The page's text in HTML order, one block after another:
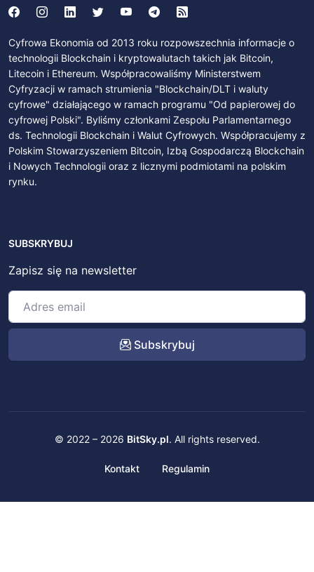
Cyfrowa Ekonomia od 2013 roku rozpowszechnia informacje o
technologii Blockchain i kryptowalutach takich jak Bitcoin,
Litecoin i Ethereum. Współpracowaliśmy Ministerstwem
Cyfryzacji w ramach strumienia "Blockchain/DLT i waluty
cyfrowe" działającego w ramach programu "Od papierowej do
cyfrowej Polski". Byliśmy członkami Zespołu Parlamentarnego
ds. Technologii Blockchain i Walut Cyfrowych. Współpracujemy z
Polskim Stowarzyszeniem Bitcoin, Izbą Gospodarczą Blockchain
i Nowych Technologii oraz z licznymi podmiotami na polskim
rynku.
SUBSKRYBUJ
Zapisz się na newsletter
Subskrybuj
© 2022 – 2026 BitSky.pl. All rights reserved.
Kontakt Regulamin